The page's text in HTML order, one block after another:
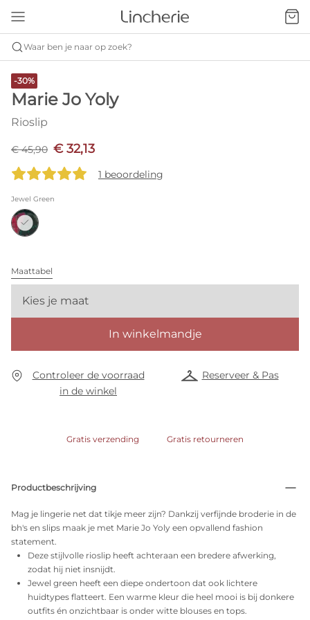
Waar ben je naar op zoek?
-30%
Marie Jo Yoly
Rioslip
€ 45,90 € 32,13
1 beoordeling
Jewel Green
Maattabel
Kies je maat
In winkelmandje
Controleer de voorraad
in de winkel
Reserveer & Pas
Gratis verzending Gratis retourneren
Productbeschrijving
Mag je lingerie net dat tikje meer zijn? Dankzij verfijnde broderie in de
bh's en slips maak je met Marie Jo Yoly een opvallend fashion
statement.
Deze stijlvolle rioslip heeft achteraan een bredere afwerking,
zodat hij niet insnijdt.
Jewel green heeft een diepe ondertoon dat ook lichtere
huidtypes flatteert. Een warme kleur die heel mooi is bij donkere
outfits én onzichtbaar is onder witte blouses en tops.